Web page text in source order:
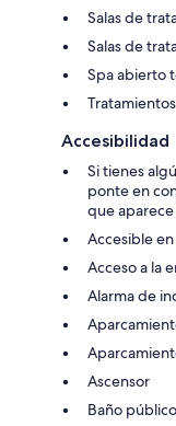
Salas de
Salas de
Spa abierto
Accesibilidad
Si tienes
ponte en
que
Accesible
Acceso a la
Alarma de
Ascensor
Baño